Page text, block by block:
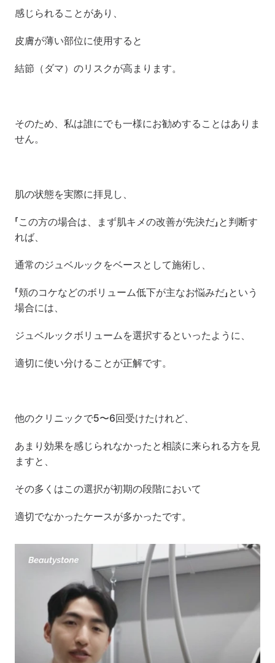
感じられることがあり、
皮膚が薄い部位に使用すると
結節（ダマ）のリスクが高まります。
そのため、私は誰にでも一様にお勧めすることはありま
せん。
肌の状態を実際に拝見し、
「この方の場合は、まず肌キメの改善が先決だ」と判断す
れば、
通常のジュベルックをベースとして施術し、
「頬のコケなどのボリューム低下が主なお悩みだ」という
場合には、
ジュベルックボリュームを選択するといったように、
適切に使い分けることが正解です。
他のクリニックで5〜6回受けたけれど、
あまり効果を感じられなかったと相談に来られる方を見
ますと、
その多くはこの選択が初期の段階において
適切でなかったケースが多かったです。